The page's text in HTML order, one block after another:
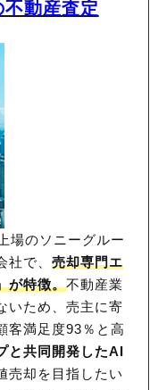
不動産査定
場のソニーグルー
社で、売却専門エ
が特徴。不動産業
いため、売主に寄
客満足度93％と高
と共同開発したAI
売却を目指したい